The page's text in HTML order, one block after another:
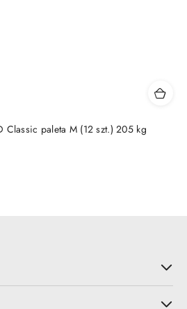
Classic paleta M (12 szt.) 205 kg